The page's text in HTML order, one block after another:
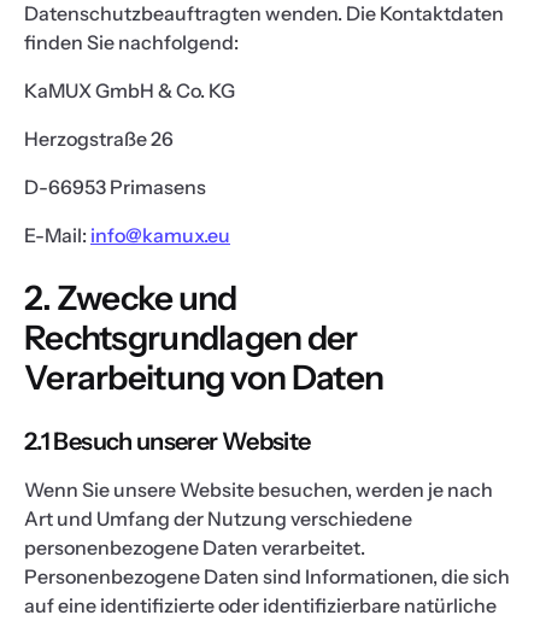
Datenschutzbeauftragten wenden. Die Kontaktdaten
finden Sie nachfolgend:
KaMUX GmbH & Co. KG
Herzogstraße 26
D-66953 Primasens
E-Mail: info@kamux.eu
2. Zwecke und
Rechtsgrundlagen der
Verarbeitung von Daten
2.1 Besuch unserer Website
Wenn Sie unsere Website besuchen, werden je nach
Art und Umfang der Nutzung verschiedene
personenbezogene Daten verarbeitet.
Personenbezogene Daten sind Informationen, die sich
auf eine identifizierte oder identifizierbare natürliche